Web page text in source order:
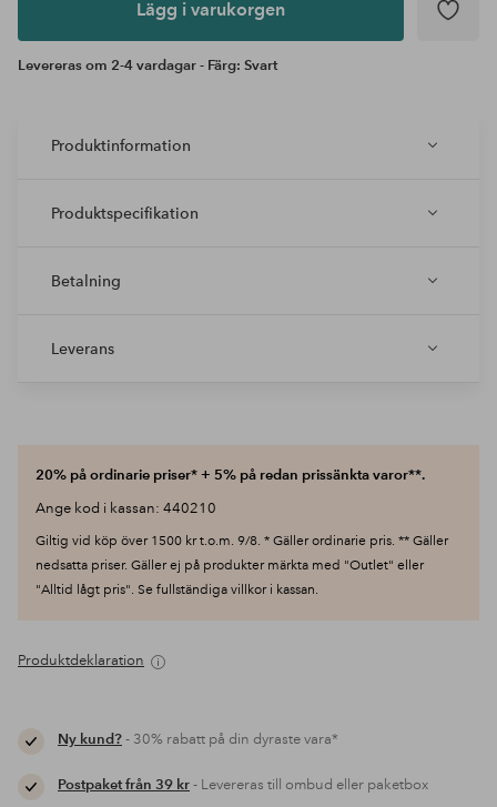
Lägg i varukorgen
Levereras om 2-4 vardagar - Färg: Svart
Produktinformation
Produktspecifikation
Betalning
Leverans
20% på ordinarie priser* + 5% på redan prissänkta varor**.
Ange kod i kassan: 440210
Giltig vid köp över 1500 kr t.o.m. 9/8. * Gäller ordinarie pris. ** Gäller
nedsatta priser. Gäller ej på produkter märkta med "Outlet" eller
"Alltid lågt pris". Se fullständiga villkor i kassan.
Produktdeklaration
Ny kund?- 30% rabatt på din dyraste vara*
Postpaket från 39 kr- Levereras till ombud eller paketbox